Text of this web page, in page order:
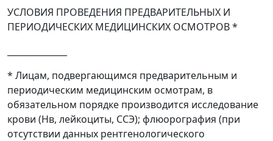
УСЛОВИЯ ПРОВЕДЕНИЯ ПРЕДВАРИТЕЛЬНЫХ И
ПЕРИОДИЧЕСКИХ МЕДИЦИНСКИХ ОСМОТРОВ *
* Лицам, подвергающимся предварительным и
периодическим медицинским осмотрам, в
обязательном порядке производится исследование
крови (Нв, лейкоциты, ССЭ); флюорография (при
отсутствии данных рентгенологического